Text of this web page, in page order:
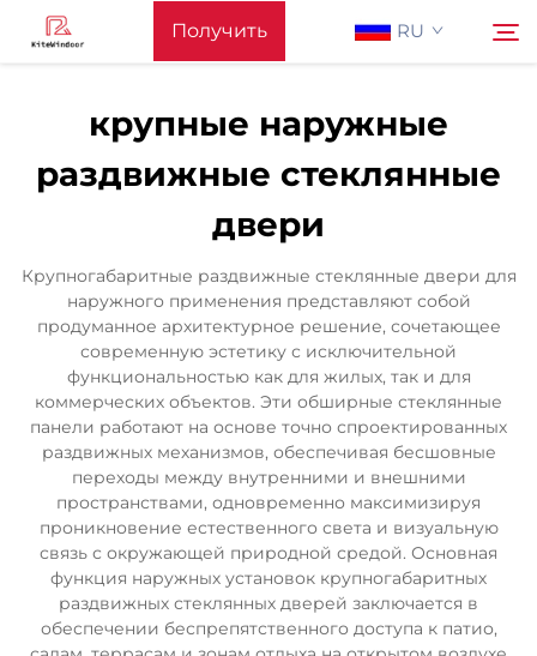
Получить RU
Главная Страница
Produkty
Применение
Новости
Связаться С Нами
Поиск
крупные наружные
раздвижные стеклянные
двери
Крупногабаритные раздвижные стеклянные двери для
наружного применения представляют собой
продуманное архитектурное решение, сочетающее
современную эстетику с исключительной
функциональностью как для жилых, так и для
коммерческих объектов. Эти обширные стеклянные
панели работают на основе точно спроектированных
раздвижных механизмов, обеспечивая бесшовные
переходы между внутренними и внешними
пространствами, одновременно максимизируя
проникновение естественного света и визуальную
связь с окружающей природной средой. Основная
функция наружных установок крупногабаритных
раздвижных стеклянных дверей заключается в
обеспечении беспрепятственного доступа к патио,